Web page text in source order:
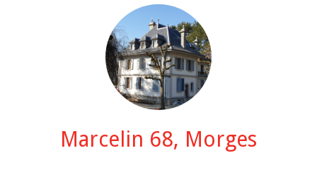
Marcelin 68, Morges